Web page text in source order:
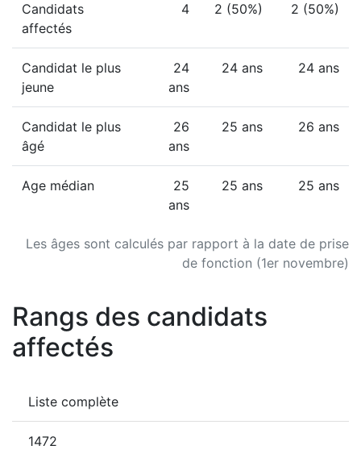
Les âges sont calculés par rapport à la date de prise
de fonction (1er novembre)
Candidats
affectés
4 2 (50%) 2 (50%)
Candidat le plus
jeune
24
ans
24 ans 24 ans
Candidat le plus
âgé
26
ans
25 ans 26 ans
Age médian
25
ans
25 ans 25 ans
Rangs des candidats
affectés
Liste complète
1472